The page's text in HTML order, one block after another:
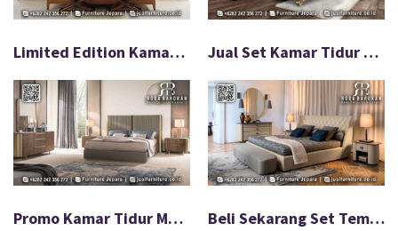
Limited Edition Kamar Tidur Kayu Jati Desain Modern FS-547 Jual Set Kamar Tidur Ukir Mewah Desain Eropa FS-546
Promo Kamar Tidur Mewah Desain Eksklusif Terbatas FS-536 Beli Sekarang Set Tempat Tidur Mewah Edisi Terbaru FS-533